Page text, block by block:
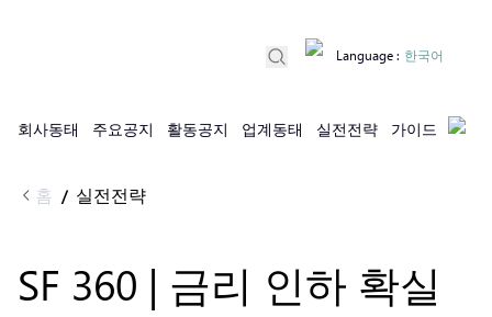
회사동태 주요공지 활동공지 업계동태 실전전략 가이드
Language : 한국어
홈 / 실전전략
SF 360 | 금리 인하 확실